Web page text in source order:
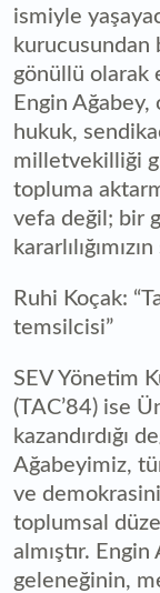
ismiyle
kurucusundan
gönüllü olarak
Engin Ağabey,
hukuk,
milletvekilliği
topluma
vefa değil; bir
Ruhi Koçak:
temsilcisi”
SEV Yönetim
(TAC’84) ise
kazandırdığı
Ağabeyimiz,
ve
toplumsal
almıştır.
geleneğinin,